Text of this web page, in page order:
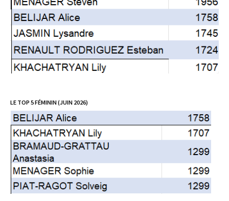
LE TOP 5 FÉMININ (JUIN 2026)